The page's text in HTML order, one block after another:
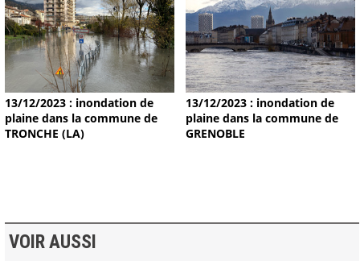
13/12/2023 : inondation de
plaine dans la commune de
TRONCHE (LA)
13/12/2023 : inondation de
plaine dans la commune de
GRENOBLE
VOIR AUSSI